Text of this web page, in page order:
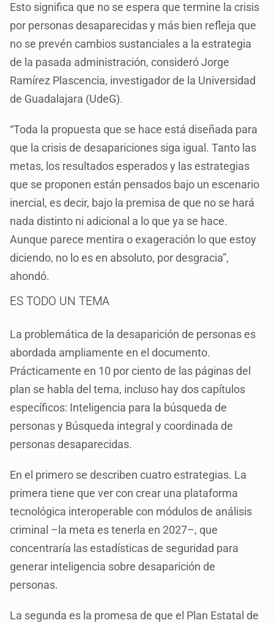
Esto significa que no se espera que termine la crisis
por personas desaparecidas y más bien refleja que
no se prevén cambios sustanciales a la estrategia
de la pasada administración, consideró Jorge
Ramírez Plascencia, investigador de la Universidad
de Guadalajara (UdeG).
“Toda la propuesta que se hace está diseñada para
que la crisis de desapariciones siga igual. Tanto las
metas, los resultados esperados y las estrategias
que se proponen están pensados bajo un escenario
inercial, es decir, bajo la premisa de que no se hará
nada distinto ni adicional a lo que ya se hace.
Aunque parece mentira o exageración lo que estoy
diciendo, no lo es en absoluto, por desgracia”,
ahondó.
ES TODO UN TEMA
La problemática de la desaparición de personas es
abordada ampliamente en el documento.
Prácticamente en 10 por ciento de las páginas del
plan se habla del tema, incluso hay dos capítulos
específicos: Inteligencia para la búsqueda de
personas y Búsqueda integral y coordinada de
personas desaparecidas.
En el primero se describen cuatro estrategias. La
primera tiene que ver con crear una plataforma
tecnológica interoperable con módulos de análisis
criminal –la meta es tenerla en 2027–, que
concentraría las estadísticas de seguridad para
generar inteligencia sobre desaparición de
personas.
La segunda es la promesa de que el Plan Estatal de